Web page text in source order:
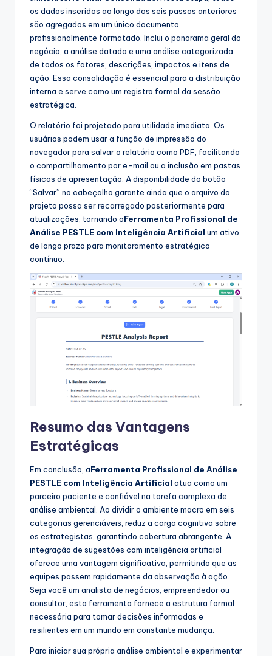
os dados inseridos ao longo dos seis passos anteriores
são agregados em um único documento
profissionalmente formatado. Inclui o panorama geral do
negócio, a análise datada e uma análise categorizada
de todos os fatores, descrições, impactos e itens de
ação. Essa consolidação é essencial para a distribuição
interna e serve como um registro formal da sessão
estratégica.
O relatório foi projetado para utilidade imediata. Os
usuários podem usar a função de impressão do
navegador para salvar o relatório como PDF, facilitando
o compartilhamento por e-mail ou a inclusão em pastas
físicas de apresentação. A disponibilidade do botão
“Salvar” no cabeçalho garante ainda que o arquivo do
projeto possa ser recarregado posteriormente para
atualizações, tornando oFerramenta Profissional de
Análise PESTLE com Inteligência Artificial um ativo
de longo prazo para monitoramento estratégico
contínuo.
Resumo das Vantagens
Estratégicas
Em conclusão, aFerramenta Profissional de Análise
PESTLE com Inteligência Artificial atua como um
parceiro paciente e confiável na tarefa complexa de
análise ambiental. Ao dividir o ambiente macro em seis
categorias gerenciáveis, reduz a carga cognitiva sobre
os estrategistas, garantindo cobertura abrangente. A
integração de sugestões com inteligência artificial
oferece uma vantagem significativa, permitindo que as
equipes passem rapidamente da observação à ação.
Seja você um analista de negócios, empreendedor ou
consultor, esta ferramenta fornece a estrutura formal
necessária para tomar decisões informadas e
resilientes em um mundo em constante mudança.
Para iniciar sua própria análise ambiental e experimentar